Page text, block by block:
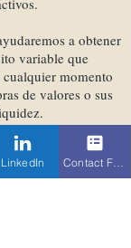
a obtener
variable que
momento
de valores o sus
de crédito está
el valor de préstamo
LinkedIn Contact Form